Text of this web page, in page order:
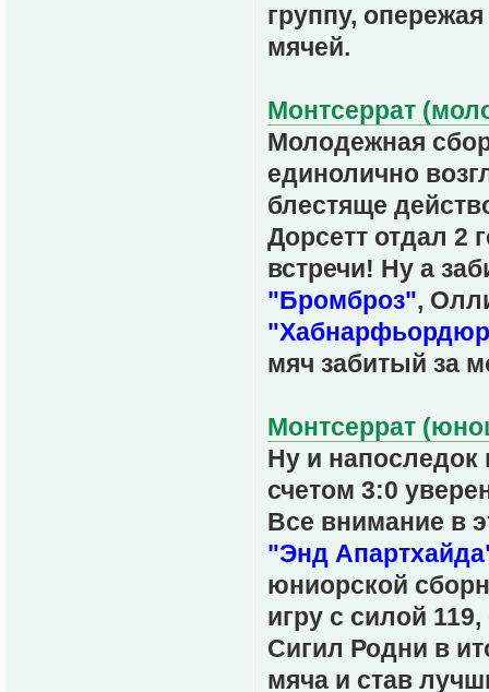
группу,
мячей.
Монтсеррат
Молодежная
единолично
блестяще
Дорсетт отдал 2
встречи! Ну а
"Бромброз",
мяч забитый за
Монтсеррат
Ну и
счетом 3:0
Все внимание в
"Энд
юниорской
игру с силой
Сигил Родни в
мяча и став